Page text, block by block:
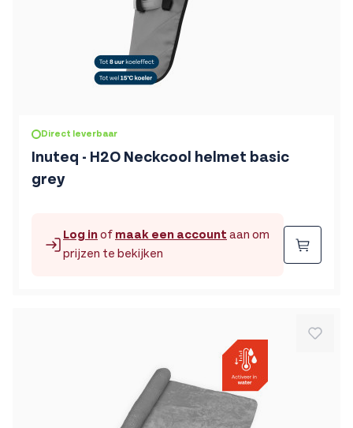
Direct leverbaar
Inuteq - H2O Neckcool helmet basic
grey
Log inof maak een account aan om
prijzen te bekijken